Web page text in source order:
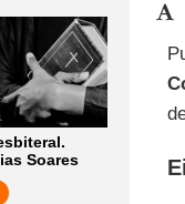
Soares